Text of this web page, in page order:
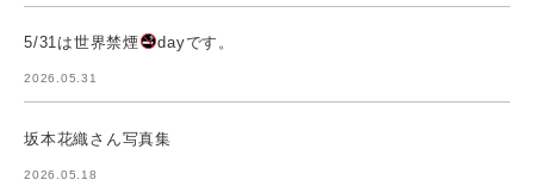
5/31は世界禁煙 dayです。
2026.05.31
坂本花織さん写真集
2026.05.18